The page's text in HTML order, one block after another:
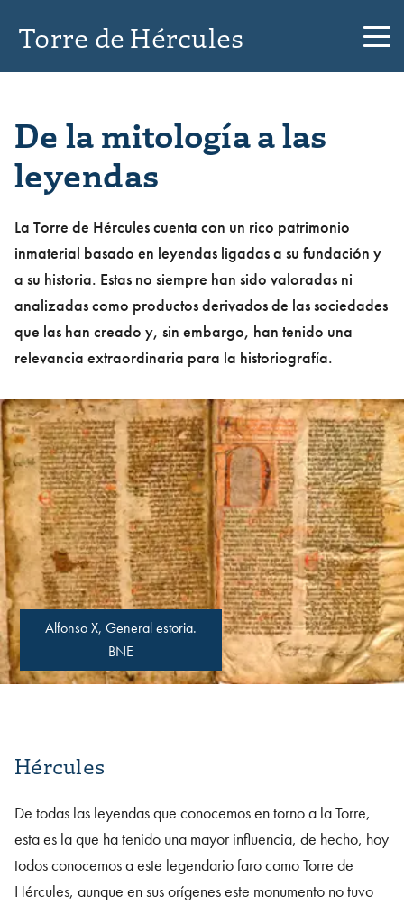
Torre de Hércules
De la mitología a las
leyendas
Alfonso X, General estoria.
BNE
La Torre de Hércules cuenta con un rico patrimonio
inmaterial basado en leyendas ligadas a su fundación y
a su historia. Estas no siempre han sido valoradas ni
analizadas como productos derivados de las sociedades
que las han creado y, sin embargo, han tenido una
relevancia extraordinaria para la historiografía.
Hércules
De todas las leyendas que conocemos en torno a la Torre,
esta es la que ha tenido una mayor influencia, de hecho, hoy
todos conocemos a este legendario faro como Torre de
Hércules, aunque en sus orígenes este monumento no tuvo